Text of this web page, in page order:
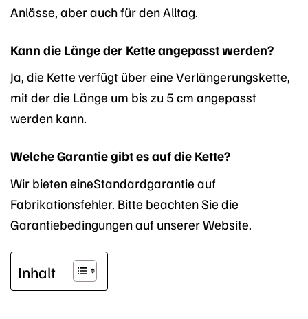
Anlässe, aber auch für den Alltag.
Kann die Länge der Kette angepasst werden?
Ja, die Kette verfügt über eine Verlängerungskette,
mit der die Länge um bis zu 5 cm angepasst
werden kann.
Welche Garantie gibt es auf die Kette?
Wir bieten eineStandardgarantie auf
Fabrikationsfehler. Bitte beachten Sie die
Garantiebedingungen auf unserer Website.
Inhalt